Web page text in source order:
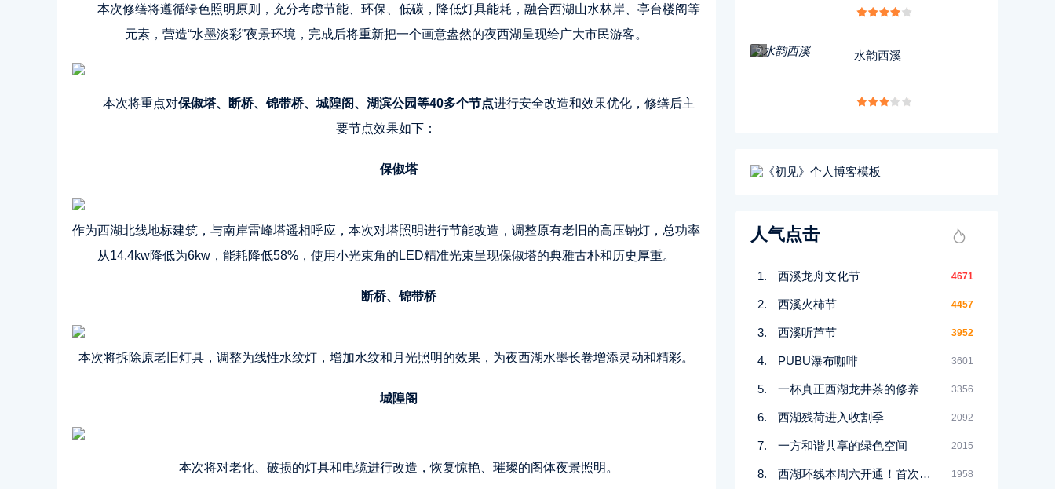
本次修缮将遵循绿色照明原则，充分考虑节能、环保、低碳，降低灯具能耗，融合西湖山水林岸、亭台楼阁等
元素，营造“水墨淡彩”夜景环境，完成后将重新把一个画意盎然的夜西湖呈现给广大市民游客。
本次将重点对保俶塔、断桥、锦带桥、城隍阁、湖滨公园等40多个节点进行安全改造和效果优化，修缮后主
要节点效果如下：
保俶塔
作为西湖北线地标建筑，与南岸雷峰塔遥相呼应，本次对塔照明进行节能改造，调整原有老旧的高压钠灯，总功率
从14.4kw降低为6kw，能耗降低58%，使用小光束角的LED精准光束呈现保俶塔的典雅古朴和历史厚重。
断桥、锦带桥
本次将拆除原老旧灯具，调整为线性水纹灯，增加水纹和月光照明的效果，为夜西湖水墨长卷增添灵动和精彩。
城隍阁
本次将对老化、破损的灯具和电缆进行改造，恢复惊艳、璀璨的阁体夜景照明。
6 水韵西溪
人气点击
西溪龙舟文化节 4671
西溪火柿节 4457
西溪听芦节 3952
PUBU瀑布咖啡 3601
一杯真正西湖龙井茶的修养 3356
西湖残荷进入收割季 2092
一方和谐共享的绿色空间 2015
西湖环线本周六开通！首次连通南北线热门景点 1958